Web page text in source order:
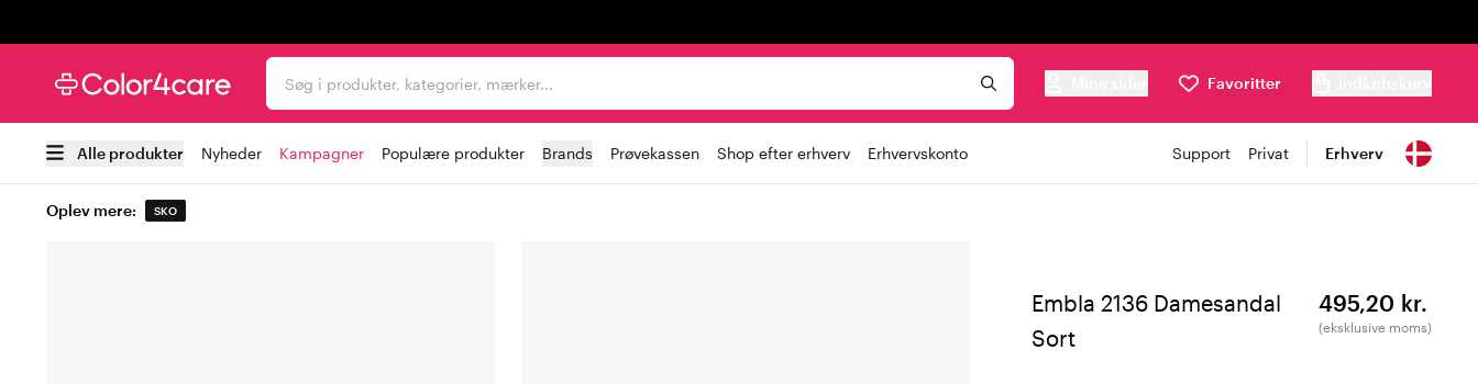
Søg i produkter, kategorier, mærker...
Favoritter
Alle produkter Nyheder Kampagner Populære produkter Brands Prøvekassen Shop efter erhverv Erhvervskonto Support Privat Erhverv
Oplev mere: SKO
Embla 2136 Damesandal
Sort
495,20 kr.
(eksklusive moms)